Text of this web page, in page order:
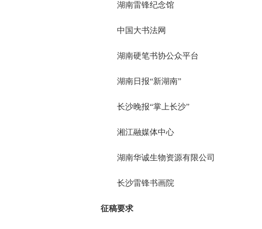
湖南雷锋纪念馆
中国大书法网
湖南硬笔书协公众平台
湖南日报“新湖南”
长沙晚报“掌上长沙”
湘江融媒体中心
湖南华诚生物资源有限公司
长沙雷锋书画院
征稿要求